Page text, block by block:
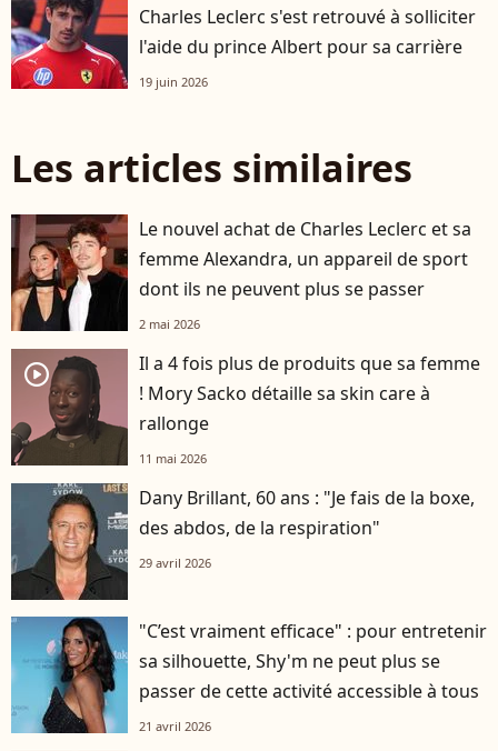
Charles Leclerc s'est retrouvé à solliciter
l'aide du prince Albert pour sa carrière
19 juin 2026
Les articles similaires
Le nouvel achat de Charles Leclerc et sa
femme Alexandra, un appareil de sport
dont ils ne peuvent plus se passer
2 mai 2026
player2
Il a 4 fois plus de produits que sa femme
! Mory Sacko détaille sa skin care à
rallonge
11 mai 2026
Dany Brillant, 60 ans : "Je fais de la boxe,
des abdos, de la respiration"
29 avril 2026
"C’est vraiment efficace" : pour entretenir
sa silhouette, Shy'm ne peut plus se
passer de cette activité accessible à tous
21 avril 2026